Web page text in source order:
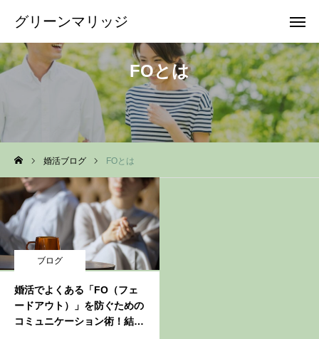
グリーンマリッジ
FOとは
婚活ブログ FOとは
ブログ
婚活でよくある「FO（フェ
ードアウト）」を防ぐための
コミュニケーション術！結婚
グリーンマリッジ
無料相談 問合せ
当所の特徴
サービス&料金
結婚相談所選び
ブログ